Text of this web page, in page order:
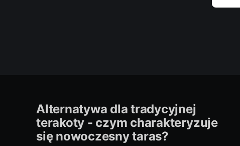
Alternatywa dla tradycyjnej
terakoty - czym charakteryzuje
się nowoczesny taras?